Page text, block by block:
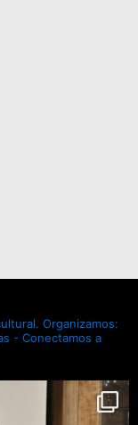
Organizamos:
- Conectamos a